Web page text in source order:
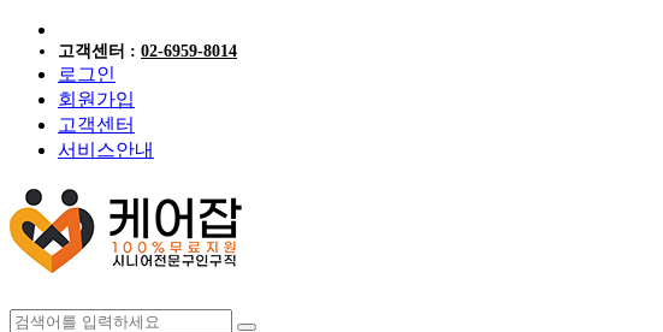
고객센터 : 02-6959-8014
로그인
회원가입
고객센터
서비스안내
케어잡 공식 취업지원센터